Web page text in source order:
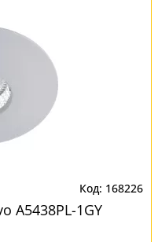
168226
A5438PL-1GY